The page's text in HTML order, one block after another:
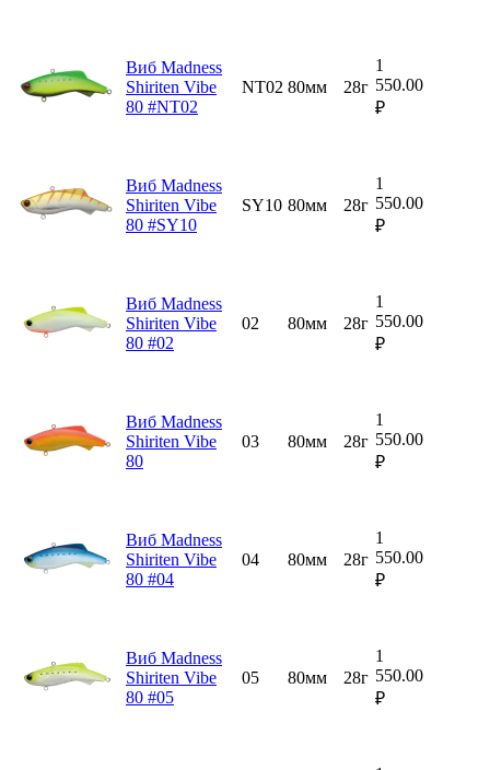
Виб Madness
Shiriten Vibe
80 #NT02
NT02 80мм 28г
1
550.00
₽
Виб Madness
Shiriten Vibe
80 #SY10
SY10 80мм 28г
1
550.00
₽
Виб Madness
Shiriten Vibe
80 #02
02 80мм 28г
1
550.00
₽
Виб Madness
Shiriten Vibe
80
03 80мм 28г
1
550.00
₽
Виб Madness
Shiriten Vibe
80 #04
04 80мм 28г
1
550.00
₽
Виб Madness
Shiriten Vibe
80 #05
05 80мм 28г
1
550.00
₽